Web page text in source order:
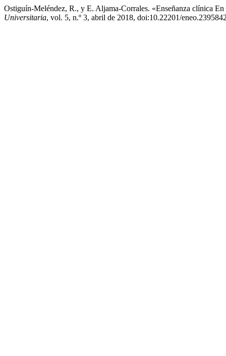
Ostiguín-Meléndez, R., y E. Aljama-Corrales. «Enseñanza clínica
Universitaria, vol. 5, n.º 3, abril de 2018, doi:10.22201/